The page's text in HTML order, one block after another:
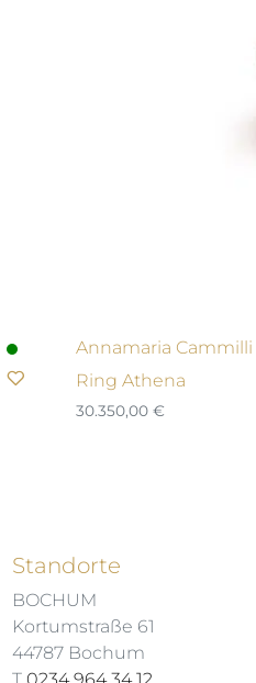
Annamaria Cammilli
Ring Athena
30.350,00€
Standorte
BOCHUM
Kortumstraße 61
44787 Bochum
T 0234 964 34 12